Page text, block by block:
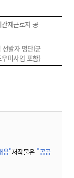
제근로자 공
발자 명단(군
미사업 포함)
용"저작물은 "공공